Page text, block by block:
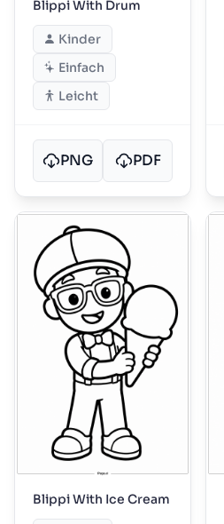
Blippi With Drum
Kinder
Einfach
Leicht
PNG PDF
Blippi With Ice Cream